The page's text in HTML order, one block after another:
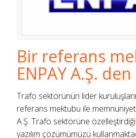
Bir referans
ENPAY A.Ş. den
Trafo sektörünün lider
referans mektubu ile
A.Ş. Trafo sektörüne
yazılım çözümümüzü